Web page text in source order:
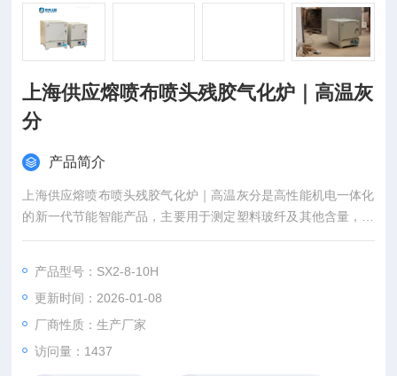
上海供应熔喷布喷头残胶气化炉｜高温灰
分
产品简介
上海供应熔喷布喷头残胶气化炉｜高温灰分是高性能机电一体化
的新一代节能智能产品，主要用于测定塑料玻纤及其他含量，是
塑料加工、生产企业科研部门、高校的理想设备。设备可以智能
产品型号：SX2-8-10H
更新时间：2026-01-08
厂商性质：生产厂家
访问量：1437